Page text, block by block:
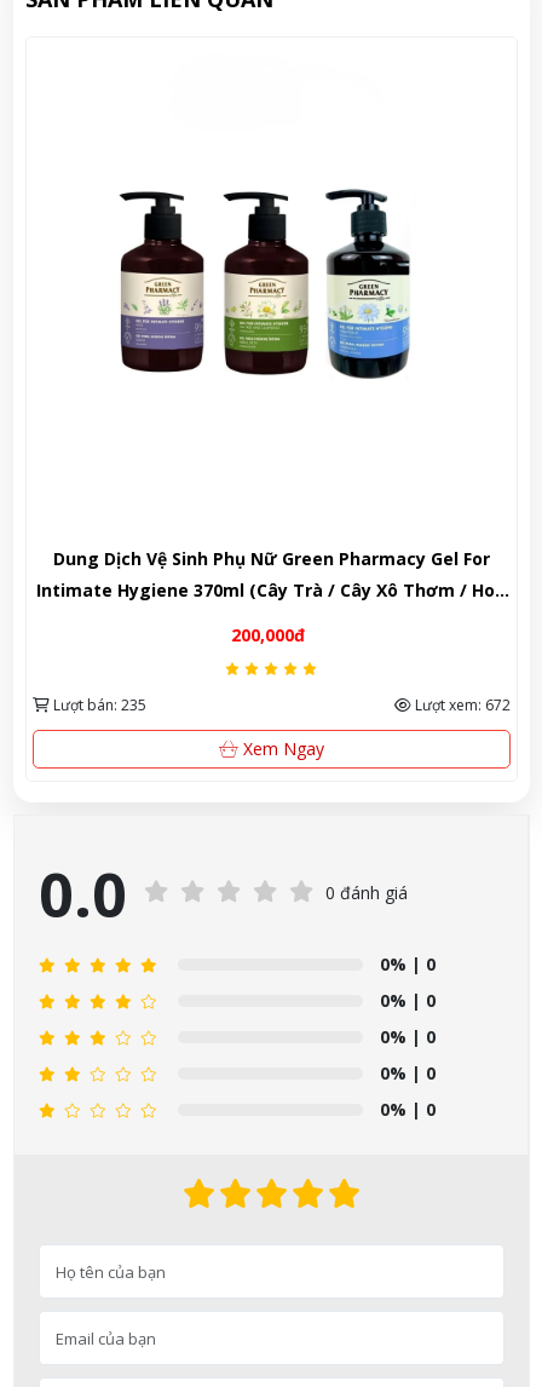
Green Pharmacy Gel For
Trà / Cây Xô Thơm / Hoa
Nước hoa Victoria's
Parfum 100ml – Sức
Lượt bán: 231
0.0 0 đánh giá
0% | 0
0% | 0
0% | 0
0% | 0
0% | 0